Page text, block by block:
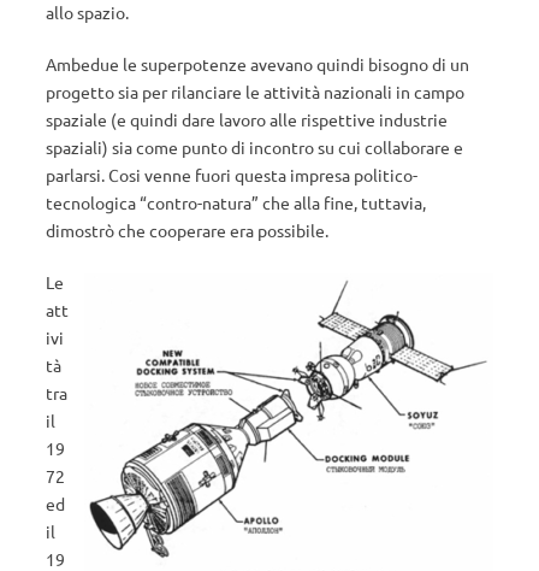
allo spazio.
Ambedue le superpotenze avevano quindi bisogno di un
progetto sia per rilanciare le attività nazionali in campo
spaziale (e quindi dare lavoro alle rispettive industrie
spaziali) sia come punto di incontro su cui collaborare e
parlarsi. Cosi venne fuori questa impresa politico-
tecnologica “contro-natura” che alla fine, tuttavia,
dimostrò che cooperare era possibile.
Le
att
ivi
tà
tra
il
19
72
ed
il
19